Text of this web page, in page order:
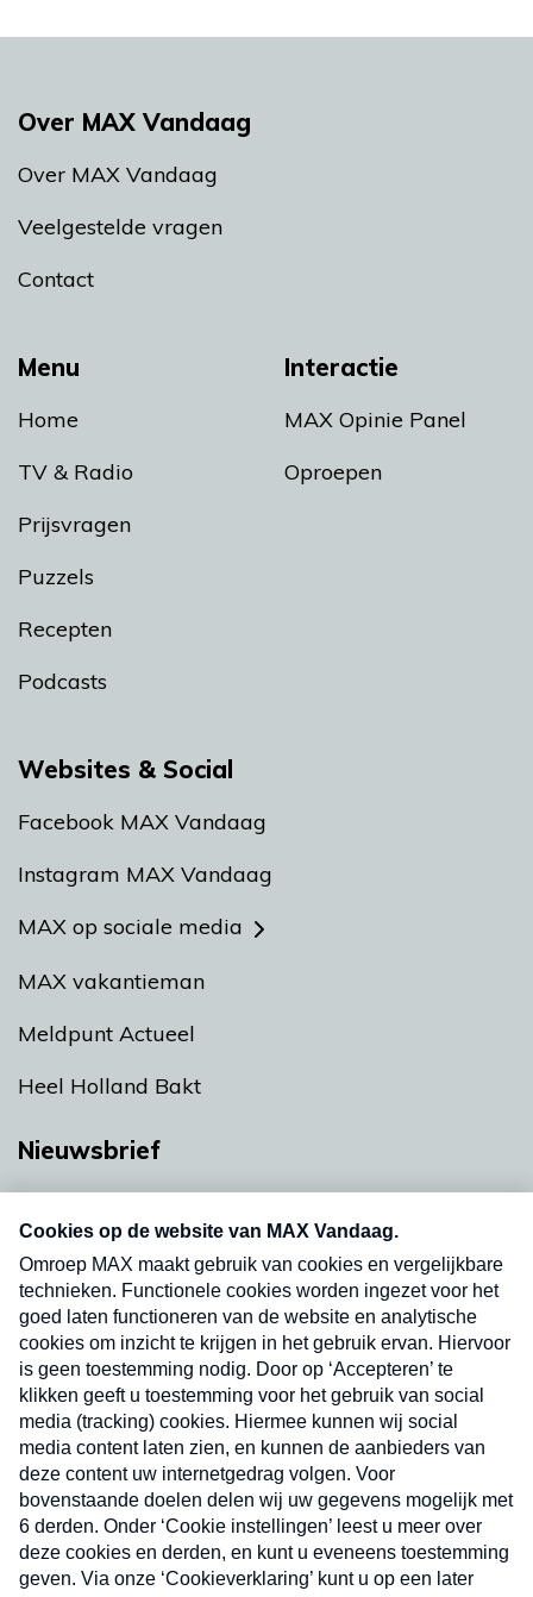
Menu
Home
TV & Radio
Prijsvragen
Puzzels
Recepten
Podcasts
Interactie
MAX Opinie Panel
Oproepen
Over MAX Vandaag
Over MAX Vandaag
Veelgestelde vragen
Contact
Websites & Social
Facebook MAX Vandaag
Instagram MAX Vandaag
MAX op sociale media
MAX vakantieman
Meldpunt Actueel
Heel Holland Bakt
Nieuwsbrief
Neem hier een gratis abonnement op onze
nieuwsbrief. Elke vrijdag- en dinsdagochtend in
uw mailbox.
Verzend
Nieuwsbrief